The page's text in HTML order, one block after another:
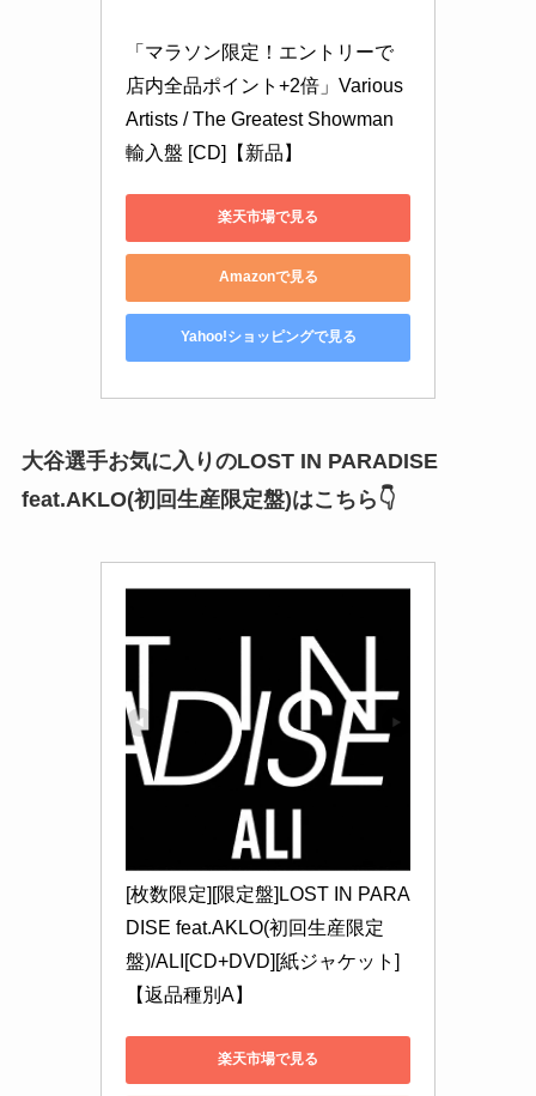
「マラソン限定！エントリーで
店内全品ポイント+2倍」Various
Artists / The Greatest Showman
輸入盤 [CD]【新品】
楽天市場で見る
Amazonで見る
Yahoo!ショッピングで見る
大谷選手お気に入りのLOST IN PARADISE
feat.AKLO(初回生産限定盤)はこちら👇
[枚数限定][限定盤]LOST IN PARA
DISE feat.AKLO(初回生産限定
盤)/ALI[CD+DVD][紙ジャケット]
【返品種別A】
楽天市場で見る